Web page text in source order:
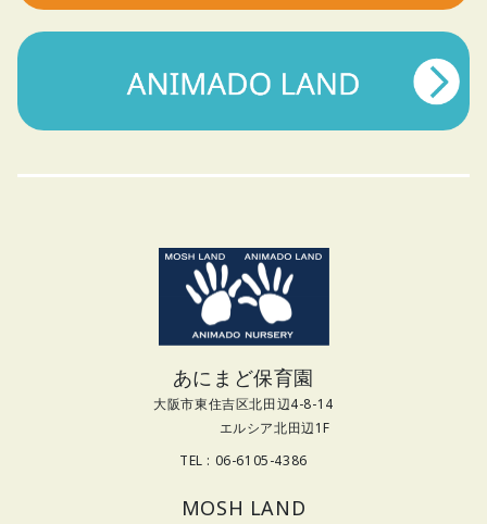
あにまど保育園
大阪市東住吉区北田辺4-8-14
エルシア北田辺1F
TEL : 06-6105-4386
MOSH LAND